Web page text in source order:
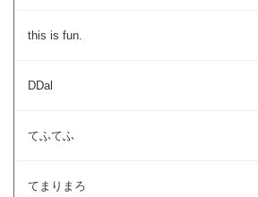
this is fun.
DDal
てふてふ
てまりまろ